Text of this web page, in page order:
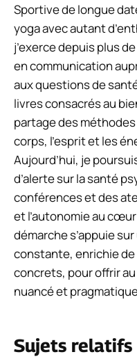
Sportive de longue
yoga avec autant
j’exerce depuis plus
en communication
aux questions de
livres consacrés au
partage des
corps, l’esprit et les
Aujourd’hui, je
d’alerte sur la santé
conférences et des
et l’autonomie au
démarche s’appuie
constante, enrichie
concrets, pour offrir
nuancé et
Sujets relatifs